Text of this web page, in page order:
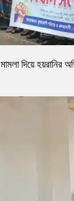
দিয়ে হয়রানির